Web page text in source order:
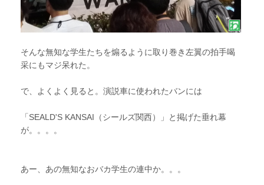
そんな無知な学生たちを煽るように取り巻き左翼の拍手喝
采にもマジ呆れた。
で、よくよく見ると。演説車に使われたバンには
「SEALD'S KANSAI（シールズ関西）」と掲げた垂れ幕
が。。。。
あー、あの無知なおバカ学生の連中か。。。